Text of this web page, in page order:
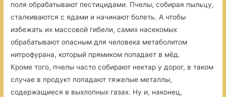
поля обрабатывают пестицидами. Пчелы, собирая пыльцу,
сталкиваются с ядами и начинают болеть. А чтобы
избежать их массовой гибели, самих насекомых
обрабатывают опасным для человека метаболитом
нитрофурана, который прямиком попадает в мёд.
Кроме того, пчелы часто собирают нектар у дорог, в таком
случае в продукт попадают тяжелые металлы,
содержащиеся в выхлопных газах. Ну и, наконец,